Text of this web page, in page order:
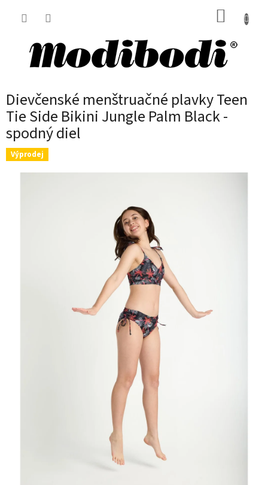
Dievčenské menštruačné plavky Teen
Tie Side Bikini Jungle Palm Black -
spodný diel
Výprodej